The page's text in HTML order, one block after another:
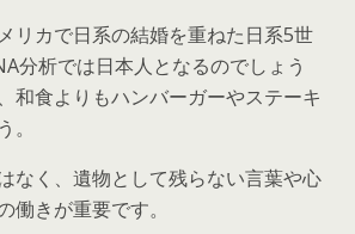
リカで日系の結婚を重ねた日系5世
分析では日本人となるのでしょう
和食よりもハンバーガーやステーキ
なく、遺物として残らない言葉や心
働きが重要です。